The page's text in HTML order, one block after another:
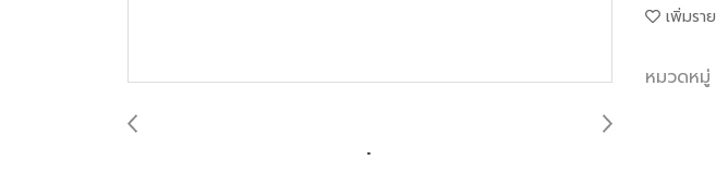
เพิ่มรา
หมวดหมู่